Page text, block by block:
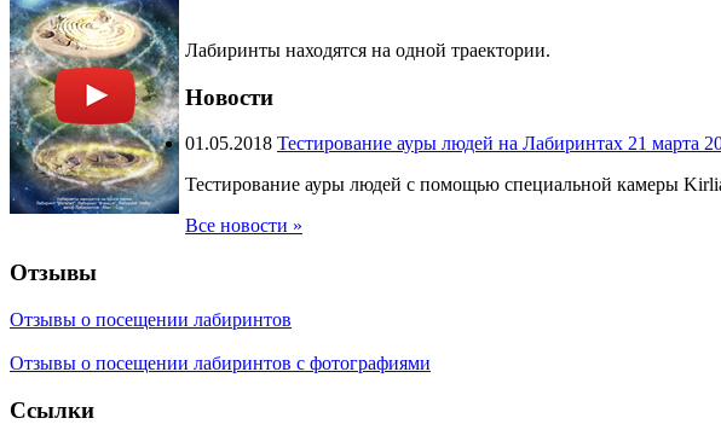
Лабиринты находятся на одной траектории.
Новости
01.05.2018 Тестирование ауры людей на Лабиринтах 21 марта
Тестирование ауры людей с помощью специальной камеры
Все новости »
Отзывы
Отзывы о посещении лабиринтов
Отзывы о посещении лабиринтов с фотографиями
Ссылки